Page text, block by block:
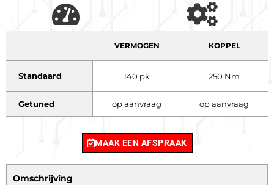
VERMOGEN KOPPEL
Standaard 140 pk 250 Nm
Getuned op aanvraag op aanvraag
MAAK EEN AFSPRAAK
Omschrijving